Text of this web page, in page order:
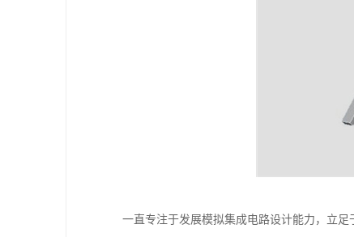
一直专注于发展模拟集成电路设计能力，立